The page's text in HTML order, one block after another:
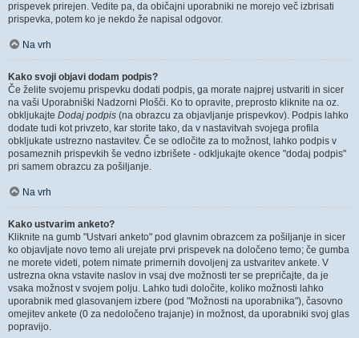
prispevek prirejen. Vedite pa, da običajni uporabniki ne morejo več izbrisati
prispevka, potem ko je nekdo že napisal odgovor.
Na vrh
Kako svoji objavi dodam podpis?
Če želite svojemu prispevku dodati podpis, ga morate najprej ustvariti in sicer
na vaši Uporabniški Nadzorni Plošči. Ko to opravite, preprosto kliknite na oz.
obkljukajte Dodaj podpis (na obrazcu za objavljanje prispevkov). Podpis lahko
dodate tudi kot privzeto, kar storite tako, da v nastavitvah svojega profila
obkljukate ustrezno nastavitev. Če se odločite za to možnost, lahko podpis v
posameznih prispevkih še vedno izbrišete - odkljukajte okence "dodaj podpis"
pri samem obrazcu za pošiljanje.
Na vrh
Kako ustvarim anketo?
Kliknite na gumb "Ustvari anketo" pod glavnim obrazcem za pošiljanje in sicer
ko objavljate novo temo ali urejate prvi prispevek na določeno temo; če gumba
ne morete videti, potem nimate primernih dovoljenj za ustvaritev ankete. V
ustrezna okna vstavite naslov in vsaj dve možnosti ter se prepričajte, da je
vsaka možnost v svojem polju. Lahko tudi določite, koliko možnosti lahko
uporabnik med glasovanjem izbere (pod "Možnosti na uporabnika"), časovno
omejitev ankete (0 za nedoločeno trajanje) in možnost, da uporabniki svoj glas
popravijo.